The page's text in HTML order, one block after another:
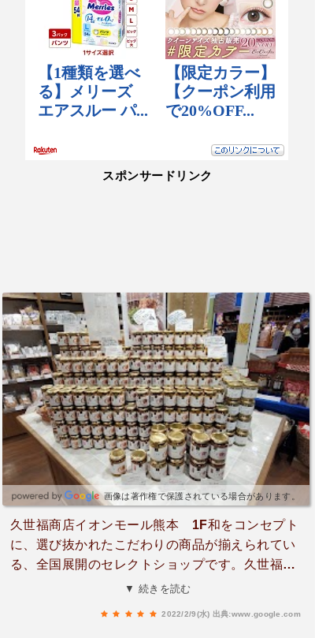
スポンサードリンク
画像は著作権で保護されている場合があります。
久世福商店イオンモール熊本 1F和をコンセプト
に、選び抜かれたこだわりの商品が揃えられてい
る、全国展開のセレクトショップです。久世福商
店オリジナルの品も数多くあり「万能だし」や
▼ 続きを読む
2022/2/9(水) 出典:www.google.com